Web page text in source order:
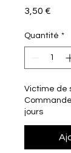
3,50 €
Quantité *
Victime de
jours